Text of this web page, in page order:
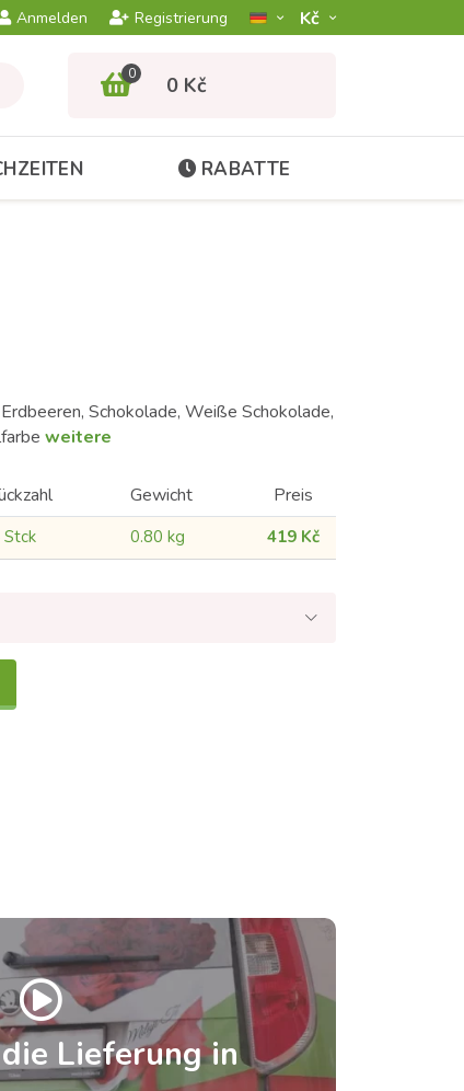
Anmelden Registrierung Kč­
0 0 Kč
RABATTE
Schokolade, Weiße Schokolade,
weitere
Gewicht
Preis
Stck 0.80 kg 419 Kč
Lieferung in